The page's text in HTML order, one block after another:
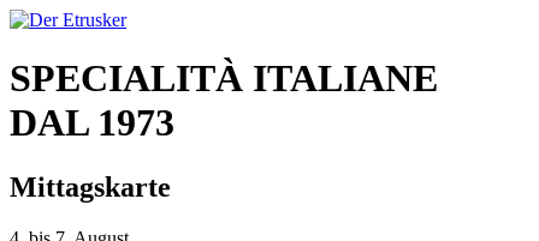
SPECIALITÀ ITALIANE
DAL 1973
Mittagskarte